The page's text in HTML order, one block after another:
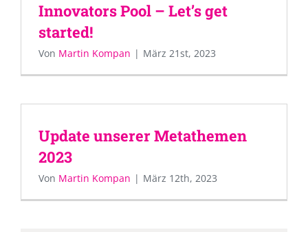
Innovators Pool – Let’s get
started!
Von Martin Kompan | März 21st, 2023
Update unserer Metathemen
2023
Von Martin Kompan | März 12th, 2023